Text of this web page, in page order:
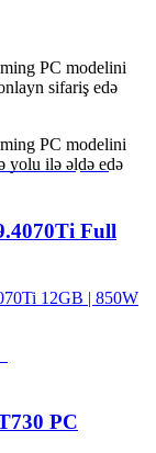
PC modelini
sifariş edə
PC modelini
yolu ilə əldə edə
Full
12GB | 850W
PC